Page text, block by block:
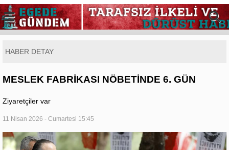
HABER DETAY
MESLEK FABRİKASI NÖBETİNDE 6. GÜN
Ziyaretçiler var
11 Nisan 2026 - Cumartesi 15:45